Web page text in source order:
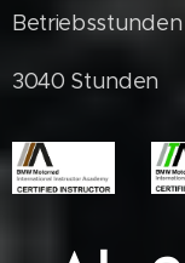
3040 Stunden